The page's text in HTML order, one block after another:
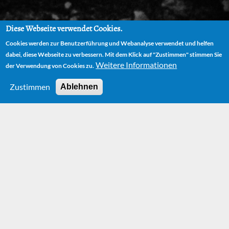
Diese Webseite verwendet Cookies.
Cookies werden zur Benutzerführung und Webanalyse verwendet und helfen
dabei, diese Webseite zu verbessern. Mit dem Klick auf "Zustimmen" stimmen Sie
der Verwendung von Cookies zu. Weitere Informationen
Zustimmen Ablehnen